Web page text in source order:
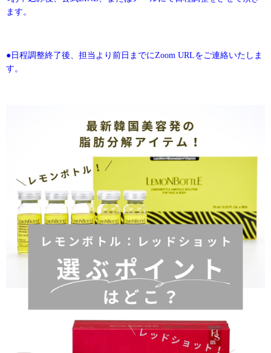
ます。
●日程調整終了後、担当より前日までにZoom URLをご連絡いたしま
す。